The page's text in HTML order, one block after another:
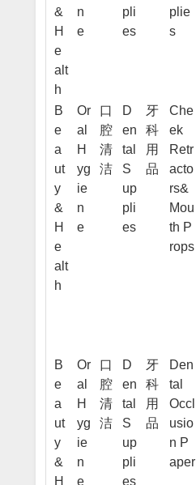
&
H
e
alt
h
n
e
pli
es
plie
s
B
e
a
ut
y
&
H
e
alt
h
Or
al
H
yg
ie
n
e
口
腔
清
洁
D
en
tal
S
up
pli
es
牙
科
用
品
Che
ek
Retr
acto
rs&
Mou
th P
rops
B
e
a
ut
y
&
H
Or
al
H
yg
ie
n
e
口
腔
清
洁
D
en
tal
S
up
pli
es
牙
科
用
品
Den
tal
Occl
usio
n P
aper